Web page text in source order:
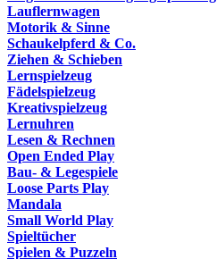
Lauflernwagen
Motorik & Sinne
Schaukelpferd & Co.
Ziehen & Schieben
Lernspielzeug
Fädelspielzeug
Kreativspielzeug
Lernuhren
Lesen & Rechnen
Open Ended Play
Bau- & Legespiele
Loose Parts Play
Mandala
Small World Play
Spieltücher
Spielen & Puzzeln